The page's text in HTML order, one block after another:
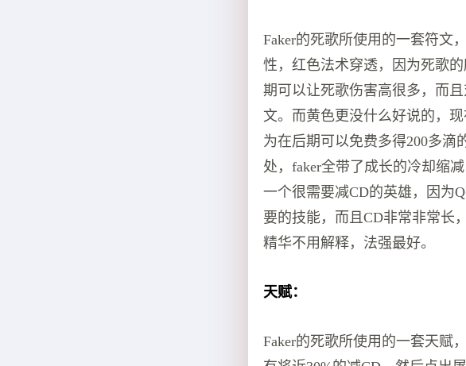
Faker的死歌所使用的一套符文
性，红色法术穿透，因为死歌
期可以让死歌伤害高很多，而
文。而黄色更没什么好说的，
为在后期可以免费多得200多滴
处，faker全带了成长的冷却缩
一个很需要减CD的英雄，因为
要的技能，而且CD非常非常长
精华不用解释，法强最好。
天赋：
Faker的死歌所使用的一套天赋